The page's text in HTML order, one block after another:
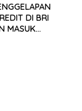
DI BRI
MASUK